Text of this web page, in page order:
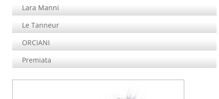
Lara Manni
Le Tanneur
ORCIANI
Premiata